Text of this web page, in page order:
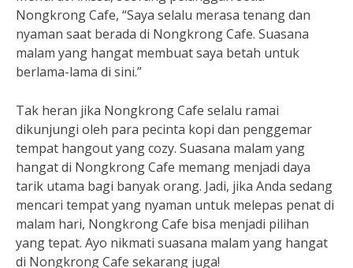
Nongkrong Cafe, “Saya selalu merasa tenang dan
nyaman saat berada di Nongkrong Cafe. Suasana
malam yang hangat membuat saya betah untuk
berlama-lama di sini.”
Tak heran jika Nongkrong Cafe selalu ramai
dikunjungi oleh para pecinta kopi dan penggemar
tempat hangout yang cozy. Suasana malam yang
hangat di Nongkrong Cafe memang menjadi daya
tarik utama bagi banyak orang. Jadi, jika Anda sedang
mencari tempat yang nyaman untuk melepas penat di
malam hari, Nongkrong Cafe bisa menjadi pilihan
yang tepat. Ayo nikmati suasana malam yang hangat
di Nongkrong Cafe sekarang juga!